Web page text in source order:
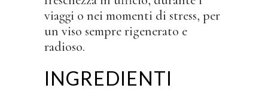
viaggi o nei momenti di stress, per
un viso sempre rigenerato e
radioso.
INGREDIENTI